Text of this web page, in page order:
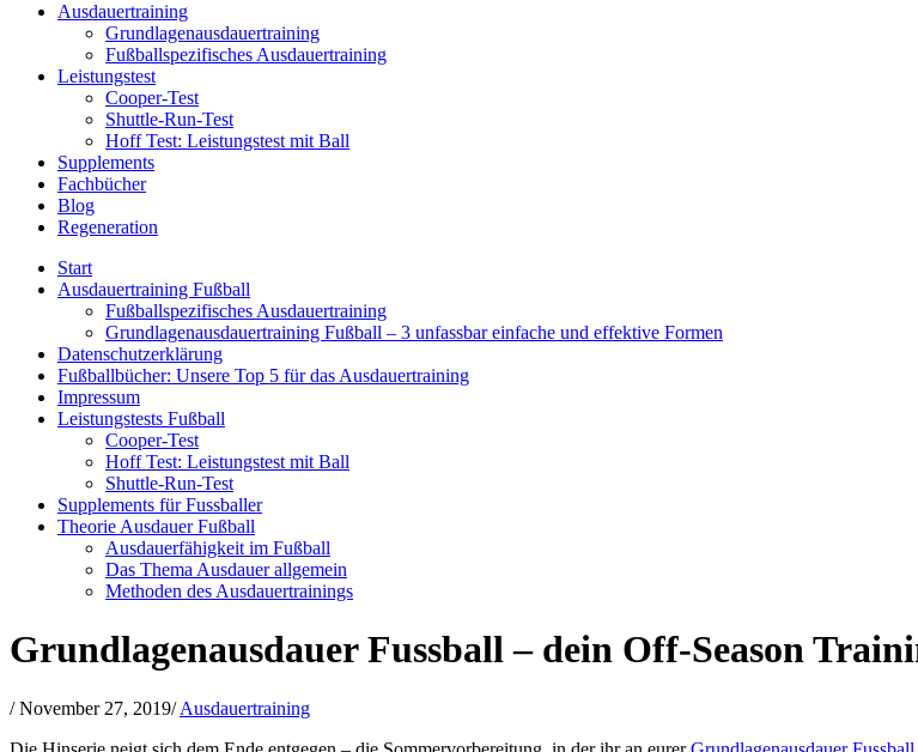
Ausdauertraining
Grundlagenausdauertraining
Fußballspezifisches Ausdauertraining
Leistungstest
Cooper-Test
Shuttle-Run-Test
Hoff Test: Leistungstest mit Ball
Supplements
Fachbücher
Blog
Regeneration
Start
Ausdauertraining Fußball
Fußballspezifisches Ausdauertraining
Grundlagenausdauertraining Fußball – 3 unfassbar einfache und effektive Formen
Datenschutzerklärung
Fußballbücher: Unsere Top 5 für das Ausdauertraining
Impressum
Leistungstests Fußball
Cooper-Test
Hoff Test: Leistungstest mit Ball
Shuttle-Run-Test
Supplements für Fussballer
Theorie Ausdauer Fußball
Ausdauerfähigkeit im Fußball
Das Thema Ausdauer allgemein
Methoden des Ausdauertrainings
Grundlagenausdauer Fussball – dein Off-Season
/ November 27, 2019/ Ausdauertraining